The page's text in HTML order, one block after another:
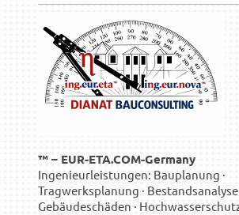
™ – EUR-ETA.COM-Germany
Ingenieurleistungen: Bauplanung ·
Tragwerksplanung · Bestandsanalyse
Gebäudeschäden ·